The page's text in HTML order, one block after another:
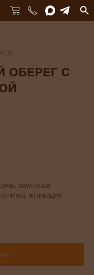
раухтопаз
активация